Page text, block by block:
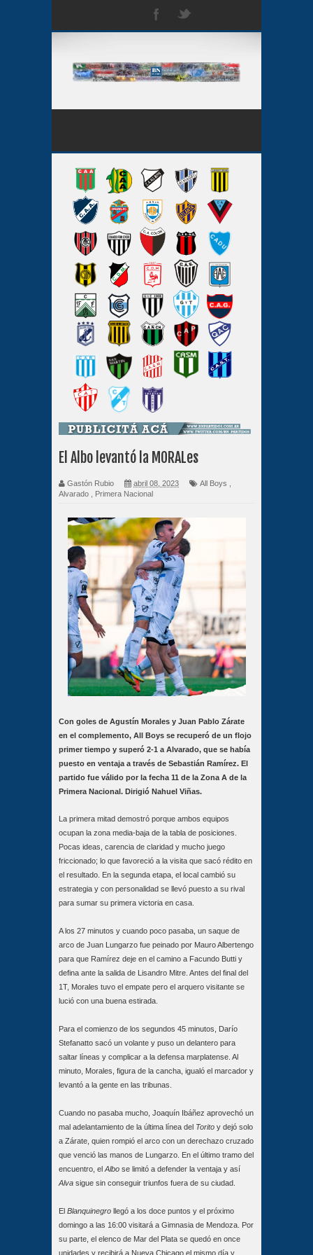
El Albo levantó la MORALes
Gastón Rubio abril 08, 2023 All Boys
Alvarado
Primera Nacional
Con goles de Agustín Morales y Juan Pablo Zárate
en el complemento, All Boys se recuperó de un flojo
primer tiempo y superó 2-1 a Alvarado, que se había
puesto en ventaja a través de Sebastián Ramírez. El
partido fue válido por la fecha 11 de la Zona A de la
Primera Nacional. Dirigió Nahuel Viñas.
La primera mitad demostró porque ambos equipos
ocupan la zona media-baja de la tabla de posiciones.
Pocas ideas, carencia de claridad y mucho juego
friccionado; lo que favoreció a la visita que sacó rédito en
el resultado. En la segunda etapa, el local cambió su
estrategia y con personalidad se llevó puesto a su rival
para sumar su primera victoria en casa.
A los 27 minutos y cuando poco pasaba, un saque de
arco de Juan Lungarzo fue peinado por Mauro Albertengo
para que Ramírez deje en el camino a Facundo Butti y
defina ante la salida de Lisandro Mitre. Antes del final del
1T, Morales tuvo el empate pero el arquero visitante se
lució con una buena estirada.
Para el comienzo de los segundos 45 minutos, Darío
Stefanatto sacó un volante y puso un delantero para
saltar líneas y complicar a la defensa marplatense. Al
minuto, Morales, figura de la cancha, igualó el marcador y
levantó a la gente en las tribunas.
Cuando no pasaba mucho, Joaquín Ibáñez aprovechó un
mal adelantamiento de la última línea del Torito y dejó solo
a Zárate, quien rompió el arco con un derechazo cruzado
que venció las manos de Lungarzo. En el último tramo del
encuentro, el Albo se limitó a defender la ventaja y así
Alva sigue sin conseguir triunfos fuera de su ciudad.
El Blanquinegro llegó a los doce puntos y el próximo
domingo a las 16:00 visitará a Gimnasia de Mendoza. Por
su parte, el elenco de Mar del Plata se quedó en once
unidades y recibirá a Nueva Chicago el mismo día y